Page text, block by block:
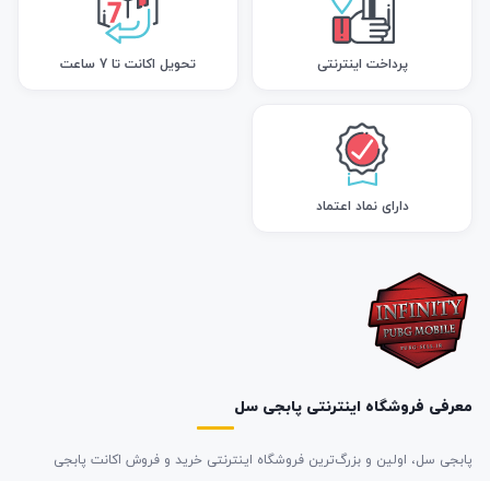
پرداخت اینترنتی تحویل اکانت تا 7 ساعت
دارای نماد اعتماد
معرفی فروشگاه اینترنتی پابجی سل
پابجی سل، اولین و بزرگ‌ترین فروشگاه اینترنتی خرید و فروش اکانت پابجی